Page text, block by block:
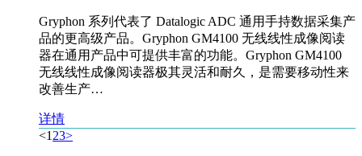
Gryphon 系列代表了 Datalogic ADC 通用手持数据采集产
品的更高级产品。Gryphon GM4100 无线线性成像阅读
器在通用产品中可提供丰富的功能。Gryphon GM4100
无线线性成像阅读器极其灵活和耐久，是需要移动性来
改善生产…
详情
<1 23>